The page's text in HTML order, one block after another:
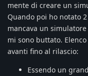
mente di creare un
Quando poi ho notato
mancava un
mi sono buttato.
avanti fino al rilascio:
Essendo un